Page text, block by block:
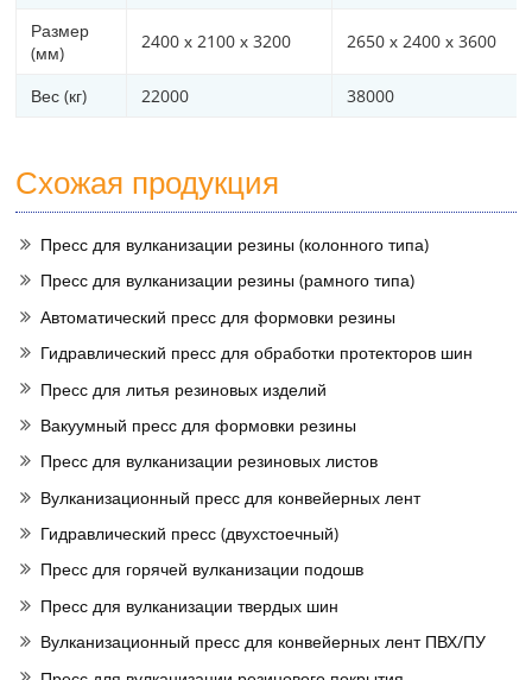
Размер
(мм)
2400 х 2100 х 3200 2650 х 2400 х 3600
Вес (кг) 22000 38000
Схожая продукция
Пресс для вулканизации резины (колонного типа)
Пресс для вулканизации резины (рамного типа)
Автоматический пресс для формовки резины
Гидравлический пресс для обработки протекторов шин
Пресс для литья резиновых изделий
Вакуумный пресс для формовки резины
Пресс для вулканизации резиновых листов
Вулканизационный пресс для конвейерных лент
Гидравлический пресс (двухстоечный)
Пресс для горячей вулканизации подошв
Пресс для вулканизации твердых шин
Вулканизационный пресс для конвейерных лент ПВХ/ПУ